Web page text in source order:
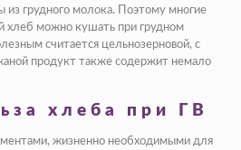
из грудного молока. Поэтому многие
хлеб можно кушать при грудном
считается цельнозерновой, с
продукт также содержит немало
хлеба при ГВ
жизненно необходимыми для